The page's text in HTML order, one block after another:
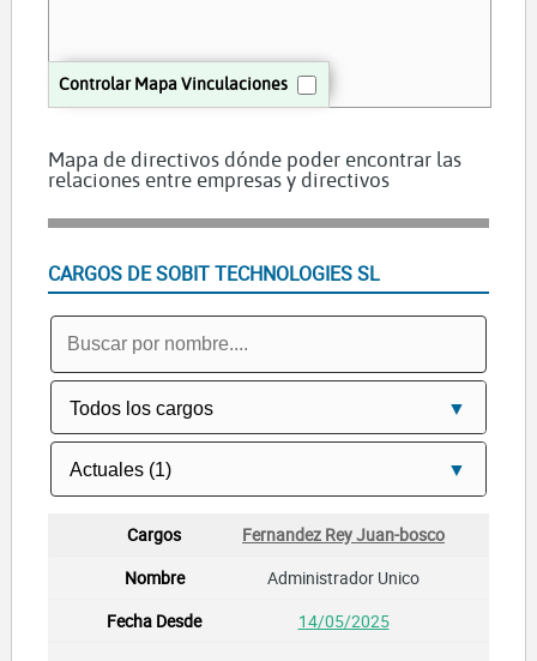
Controlar Mapa Vinculaciones
Mapa de directivos dónde poder encontrar las
relaciones entre empresas y directivos
CARGOS DE SOBIT TECHNOLOGIES SL
Fernandez Rey Juan-bosco
Administrador Unico
14/05/2025